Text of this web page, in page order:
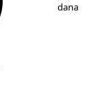
dana